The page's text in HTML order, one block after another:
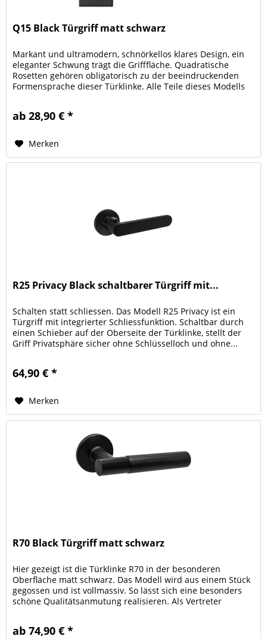
Q15 Black Türgriff matt schwarz
Markant und ultramodern, schnörkellos klares Design, ein
eleganter Schwung trägt die Grifffläche. Quadratische
Rosetten gehören obligatorisch zu der beeindruckenden
Formensprache dieser Türklinke. Alle Teile dieses Modells
ab 28,90 € *
Merken
R25 Privacy Black schaltbarer Türgriff mit...
Schalten statt schliessen. Das Modell R25 Privacy ist ein
Türgriff mit integrierter Schliessfunktion. Schaltbar durch
einen Schieber auf der Oberseite der Türklinke, stellt der
Griff Privatsphäre sicher ohne Schlüsselloch und ohne...
64,90 € *
Merken
R70 Black Türgriff matt schwarz
Hier gezeigt ist die Türklinke R70 in der besonderen
Oberfläche matt schwarz. Das Modell wird aus einem Stück
gegossen und ist vollmassiv. So lässt sich eine besonders
schöne Qualitätsanmutung realisieren. Als Vertreter
ab 74,90 € *